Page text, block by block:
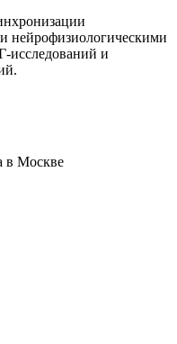
нейрофизиологическими
и
в Москве